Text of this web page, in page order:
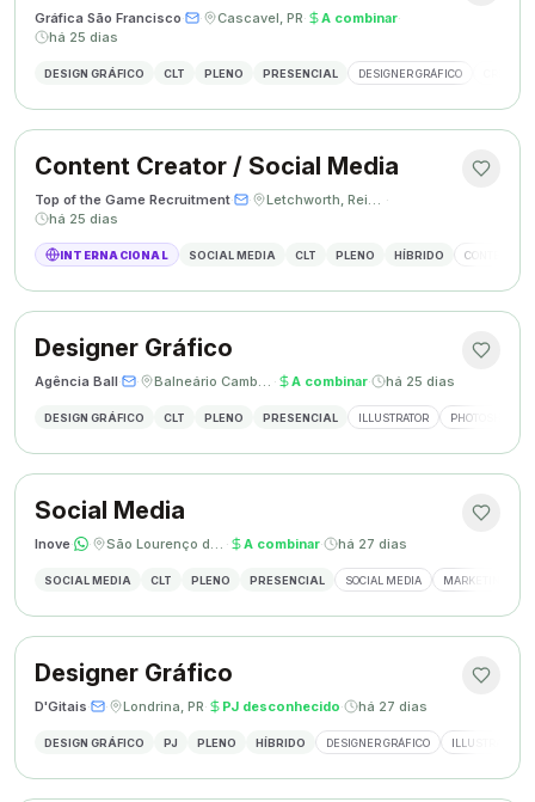
Gráfica São Francisco· · Cascavel, PR· A combinar·
há 25 dias
DESIGN GRÁFICO CLT PLENO PRESENCIAL DESIGNER GRÁFICO
Content Creator / Social Media
Top of the Game Recruitment· · Letchworth, Reino Unido ·
há 25 dias
INTERNACIONAL SOCIAL MEDIA CLT PLENO HÍBRIDO CONTENT
Designer Gráfico
Agência Ball· · Balneário Camboriú, SC · A combinar· há 25 dias
DESIGN GRÁFICO CLT PLENO PRESENCIAL ILLUSTRATOR PHOTOSHOP
Social Media
Inove· · São Lourenço do Oeste, SC · A combinar· há 27 dias
SOCIAL MEDIA CLT PLENO PRESENCIAL SOCIAL MEDIA MARKETING
Designer Gráfico
D'Gitais· · Londrina, PR· PJ desconhecido· há 27 dias
DESIGN GRÁFICO PJ PLENO HÍBRIDO DESIGNER GRÁFICO ILLUSTRATOR